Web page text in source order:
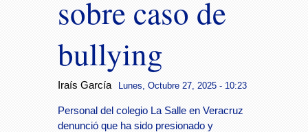
sobre caso de
bullying
Iraís García Lunes, Octubre 27, 2025 - 10:23
Personal del colegio La Salle en Veracruz
denunció que ha sido presionado y